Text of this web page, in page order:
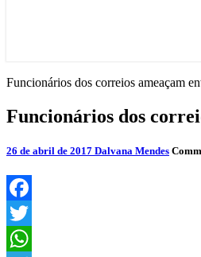
Funcionários dos correios ameaçam
Funcionários dos
26 de abril de 2017 Dalvana Mendes
Facebook
Twitter